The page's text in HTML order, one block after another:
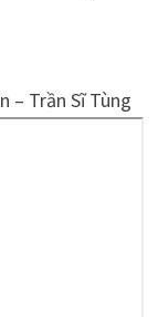
– Trần Sĩ Tùng